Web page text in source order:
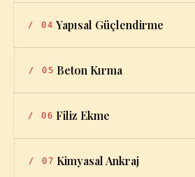
/ 04 Yapısal Güçlendirme
/ 05 Beton Kırma
/ 06 Filiz Ekme
/ 07 Kimyasal Ankraj